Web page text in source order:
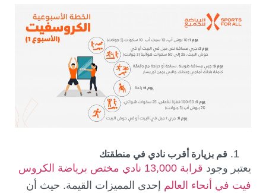
قم بزيارة أقرب نادي في منطقتك
يعتبر وجود
قرابة 13,000 نادي مختص برياضة الكروس
فيت في أنحاء العالمإحدى المميزات القيمة. حيث أن